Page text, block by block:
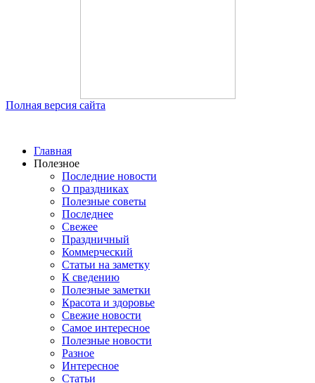
Полная версия сайта
Главная
Полезное
Последние новости
О праздниках
Полезные советы
Последнее
Свежее
Праздничный
Коммерческий
Статьи на заметку
К сведению
Полезные заметки
Красота и здоровье
Свежие новости
Самое интересное
Полезные новости
Разное
Интересное
Статьи